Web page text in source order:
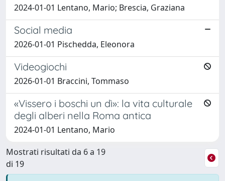
2024-01-01 Lentano, Mario; Brescia, Graziana
Social media
2026-01-01 Pischedda, Eleonora
Videogiochi
2026-01-01 Braccini, Tommaso
«Vissero i boschi un dì»: la vita culturale
degli alberi nella Roma antica
2024-01-01 Lentano, Mario
Mostrati risultati da 6 a 19
di 19